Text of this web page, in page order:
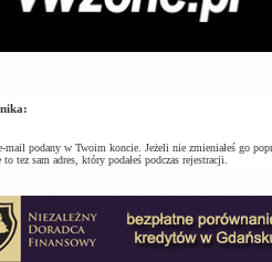
mail podany w Twoim koncie. Jeżeli nie zmieniałeś go
tez sam adres, który podałeś podczas rejestracji.